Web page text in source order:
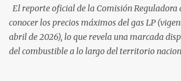
ubica en la región Centro-Norte , que
Aguascaliente...
El reporte oficial de la Comisión Reguladora
conocer los precios máximos del gas LP
abril de 2026), lo que revela una marcada
del combustible a lo largo del territorio